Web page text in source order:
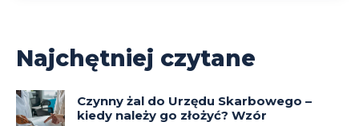
Najchętniej czytane
Czynny żal do Urzędu Skarbowego –
kiedy należy go złożyć? Wzór